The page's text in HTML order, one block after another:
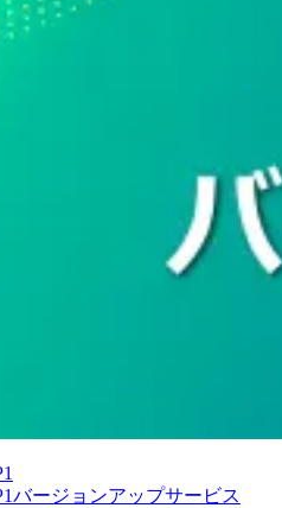
バージョンアップサービス